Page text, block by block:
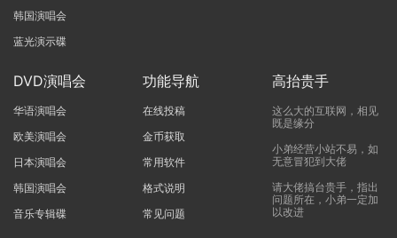
韩国演唱会
蓝光演示碟
DVD演唱会
华语演唱会
欧美演唱会
日本演唱会
韩国演唱会
音乐专辑碟
功能导航
在线投稿
金币获取
常用软件
格式说明
常见问题
高抬贵手
这么大的互联网，相见
既是缘分
小弟经营小站不易，如
无意冒犯到大佬
请大佬搞台贵手，指出
问题所在，小弟一定加
以改进